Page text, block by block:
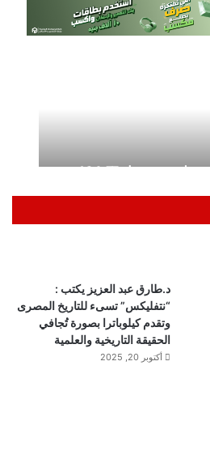
د.طارق عبد العزيز يكتب :
“نتفليكس” تسىء للتاريخ المصرى
وتقدم كيلوباترا بصورة تُجافي
الحقيقة التاريخية والعلمية
أكتوبر 20, 2025